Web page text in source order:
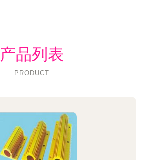
产品列表
PRODUCT